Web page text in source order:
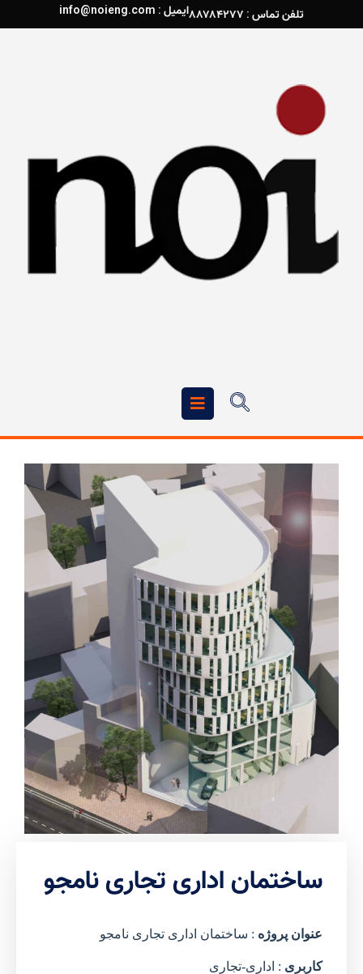
تلفن تماس : ۸۸۷۸۴۲۷۷ ایمیل : info@noieng.com
ساختمان اداری تجاری نامجو
عنوان پروژه : ساختمان اداری تجاری نامجو
کاربری : اداری-تجاری